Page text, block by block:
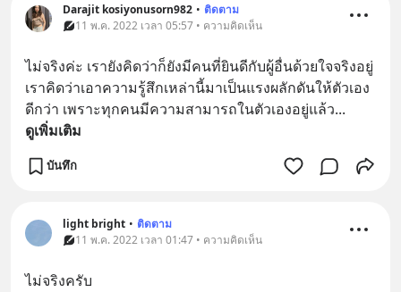
Darajit kosiyonusorn982 • ติดตาม
11 พ.ค. 2022 เวลา 05:57 • ความคิดเห็น
ไม่จริงค่ะ เรายังคิดว่าก็ยังมีคนที่ยินดีกับผู้อื่นด้วยใจจริงอยู่
เราคิดว่าเอาความรู้สึกเหล่านี้มาเป็นแรงผลักดันให้ตัวเอง
ดีกว่า เพราะทุกคนมีความสามารถในตัวเองอยู่แล้ว...
ดูเพิ่มเติม
บันทึก
light bright • ติดตาม
11 พ.ค. 2022 เวลา 01:47 • ความคิดเห็น
ไม่จริงครับ